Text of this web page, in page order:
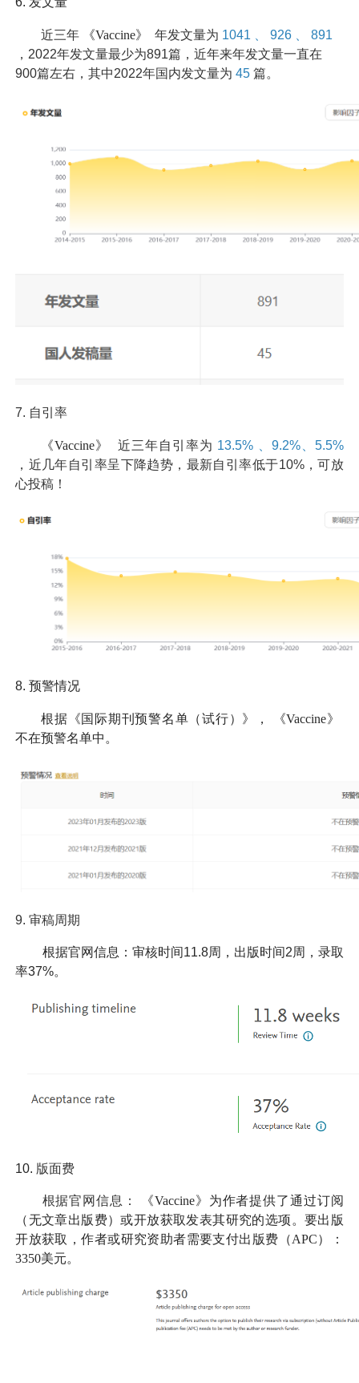
近三年 《Vaccine》 年发文量为 1041 926
891
，2022年发文量最少为891篇，近年来年发文量一直在
900篇左右，其中2022年国内发文量为 45 篇。
7. 自引率
《Vaccine》 近三年自引率为 13.5%
、9.2%、5.5%
，近几年自引率呈下降趋势，最新自引率低于10%，可放
心投稿！
8. 预警情况
根据《国际期刊预警名单（试行）》，
《Vaccine》
不在预警名单中。
9. 审稿周期
根据官网信息：审核时间11.8周，出版时间2周，录取
率37%。
10. 版面费
根据官网信息：
《Vaccine》为作者提供了通过订阅
（无文章出版费）或开放获取发表其研究的选项。要出版
开放获取，作者或研究资助者需要支付出版费（APC）：
3350美元。